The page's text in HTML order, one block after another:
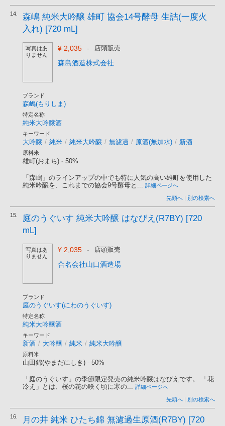
14.
森嶋 純米大吟醸 雄町 協会14号酵母 生詰(一度火
入れ) [720 mL]
写真はあ
りません
¥ 2,035 - 店頭販売
森島酒造株式会社
ブランド
森嶋(もりしま)
特定名称
純米大吟醸酒
キーワード
大吟醸 / 純米 / 純米大吟醸 / 無濾過 / 原酒(無加水) / 新酒
原料米
雄町(おまち) - 50%
「森嶋」のラインアップの中でも特に人気の高い雄町を使用した
純米吟醸を、これまでの協会9号酵母と... 詳細ページへ
先頭へ | 別の検索へ
15.
庭のうぐいす 純米大吟醸 はなびえ(R7BY) [720
mL]
写真はあ
りません
¥ 2,035 - 店頭販売
合名会社山口酒造場
ブランド
庭のうぐいす(にわのうぐいす)
特定名称
純米大吟醸酒
キーワード
新酒 / 大吟醸 / 純米 / 純米大吟醸
原料米
山田錦(やまだにしき) - 50%
「庭のうぐいす」の季節限定発売の純米吟醸はなびえです。 「花
冷え」とは、桜の花の咲く頃に寒の... 詳細ページへ
先頭へ | 別の検索へ
16.
月の井 純米 ひたち錦 無濾過生原酒(R7BY) [720